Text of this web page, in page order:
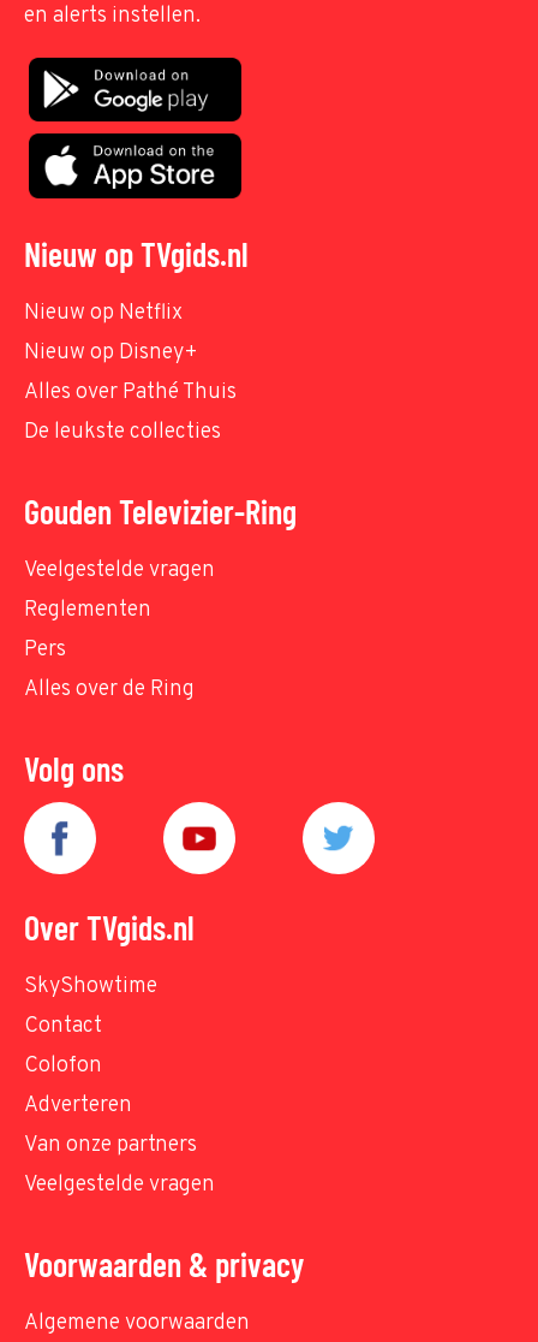
en alerts instellen.
Nieuw op TVgids.nl
Nieuw op Netflix
Nieuw op Disney+
Alles over Pathé Thuis
De leukste collecties
Gouden Televizier-Ring
Veelgestelde vragen
Reglementen
Pers
Alles over de Ring
Volg ons
Over TVgids.nl
SkyShowtime
Contact
Colofon
Adverteren
Van onze partners
Veelgestelde vragen
Voorwaarden & privacy
Algemene voorwaarden